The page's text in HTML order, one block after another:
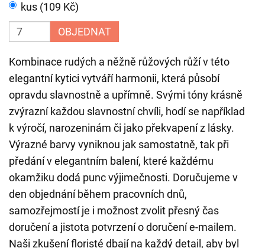
kus (109 Kč)
OBJEDNAT
Kombinace rudých a něžně růžových růží v této
elegantní kytici vytváří harmonii, která působí
opravdu slavnostně a upřímně. Svými tóny krásně
zvýrazní každou slavnostní chvíli, hodí se například
k výročí, narozeninám či jako překvapení z lásky.
Výrazné barvy vyniknou jak samostatně, tak při
předání v elegantním balení, které každému
okamžiku dodá punc výjimečnosti. Doručujeme v
den objednání během pracovních dnů,
samozřejmostí je i možnost zvolit přesný čas
doručení a jistota potvrzení o doručení e-mailem.
Naši zkušení floristé dbají na každý detail, aby byl